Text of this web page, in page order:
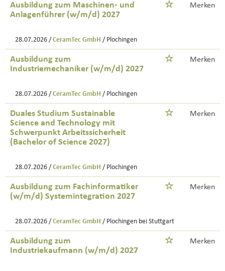
Ausbildung zum Maschinen- und
Anlagenführer (w/m/d) 2027
Merken
28.07.2026 / CeramTec GmbH / Plochingen
Ausbildung zum
Industriemechaniker (w/m/d) 2027
Merken
28.07.2026 / CeramTec GmbH / Plochingen
Duales Studium Sustainable
Science and Technology mit
Schwerpunkt Arbeitssicherheit
(Bachelor of Science 2027)
Merken
28.07.2026 / CeramTec GmbH / Plochingen
Ausbildung zum Fachinformatiker
(w/m/d) Systemintegration 2027
Merken
28.07.2026 / CeramTec GmbH / Plochingen bei Stuttgart
Ausbildung zum
Industriekaufmann (w/m/d) 2027
Merken